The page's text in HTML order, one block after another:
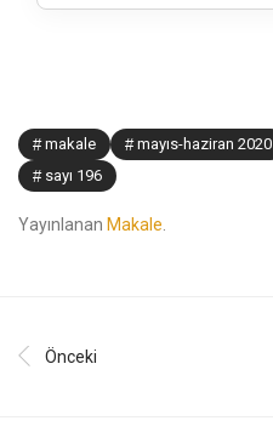
makale
mayıs-haziran 2020
sayı 196
Yayınlanan Makale
Önceki